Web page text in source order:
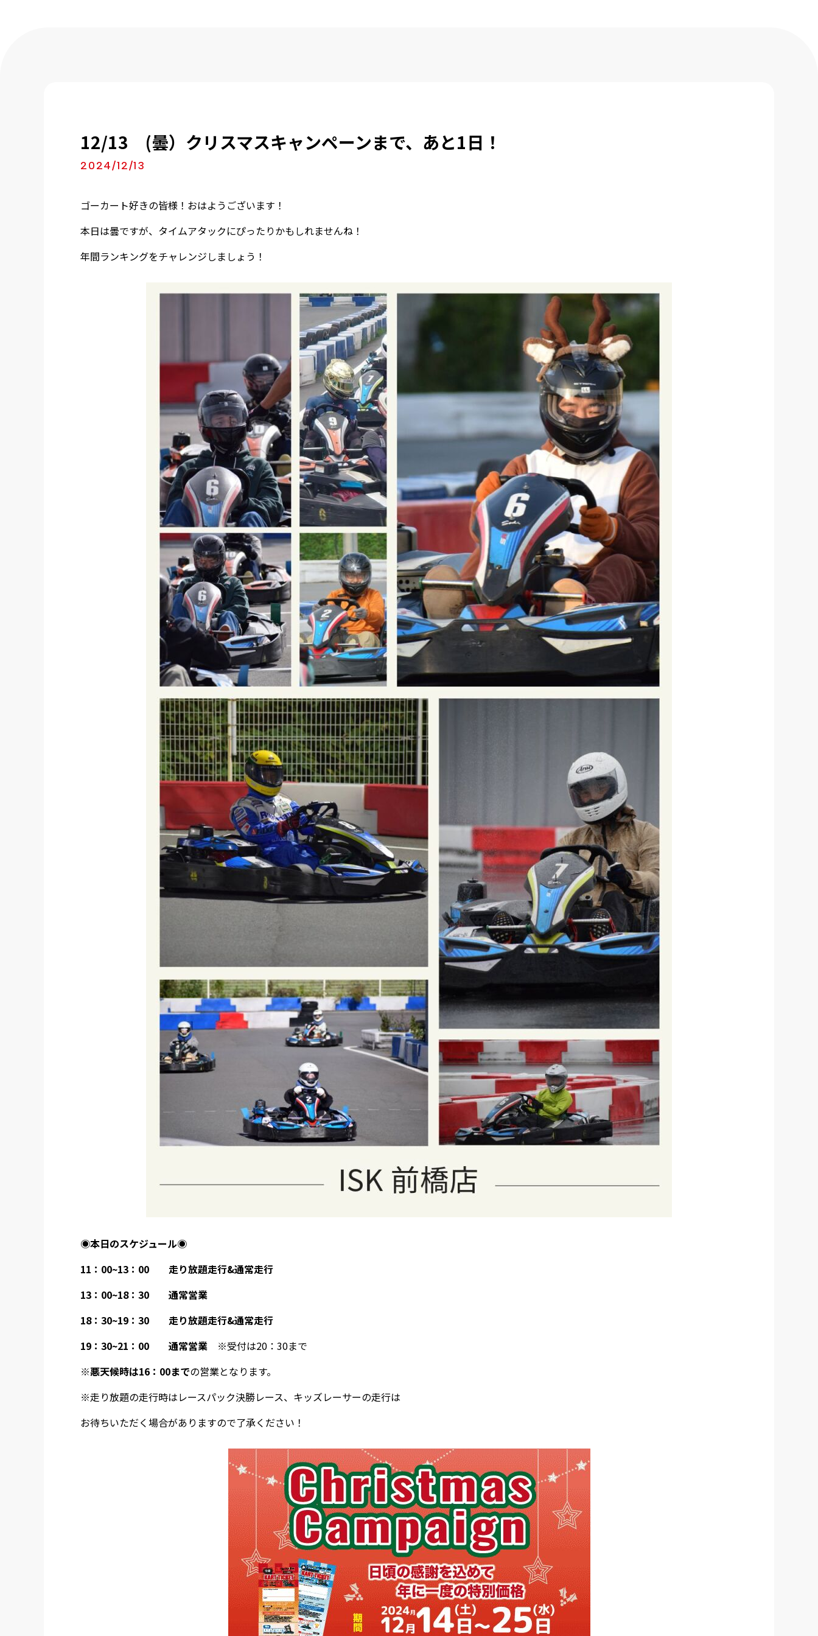
12/13 (曇）クリスマスキャンペーンまで、あと1日！
2024/12/13
ゴーカート好きの皆様！おはようございます！
本日は曇ですが、タイムアタックにぴったりかもしれませんね！
年間ランキングをチャレンジしましょう！
◉本日のスケジュール◉
11：00~13 ：00 走り放題走行&通常走行
13 ：00~18：30 通常営業
18：30~19：30 走り放題走行&通常走行
19：30~21：00 通常営業 ※受付は20：30まで
※悪天候時は16：00までの営業となります。
※走り放題の走行時はレースパック決勝レース、キッズレーサーの走行は
お待ちいただく場合がありますので了承ください！